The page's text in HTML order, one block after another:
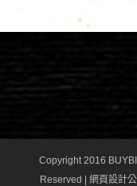
Copyright 2016
Reserved | 網頁設計